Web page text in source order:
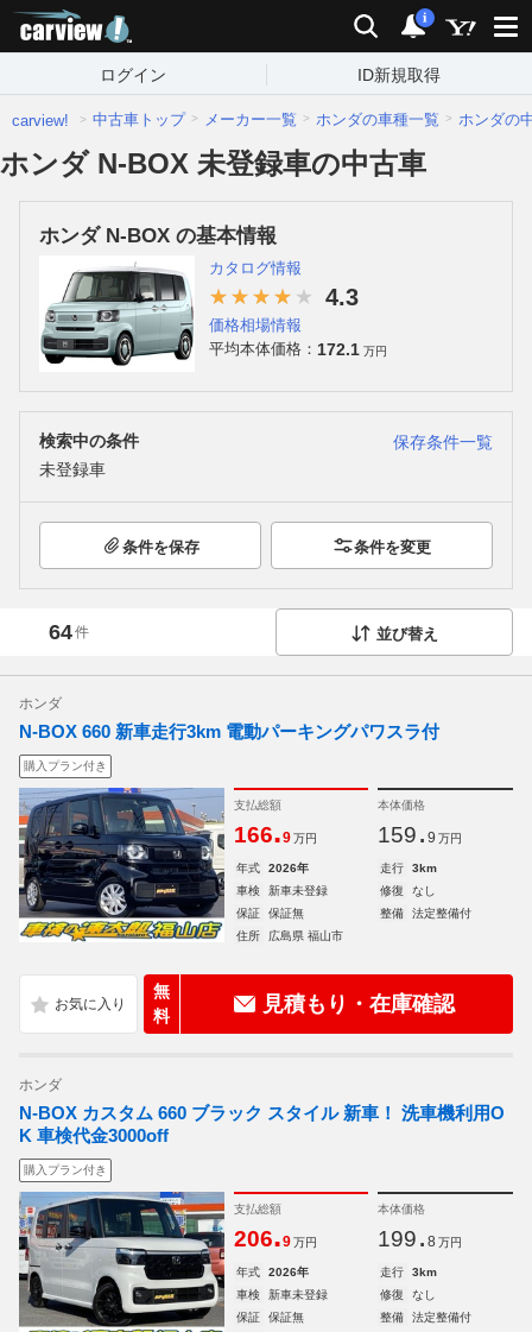
検索 通知
i
ログイン ID新規取得
carview! 中古車トップ メーカー一覧 ホンダの車種一覧 ホンダの
ホンダ N-BOX 未登録車の中古車
ホンダ N-BOX の基本情報
カタログ情報
4.3
価格相場情報
平均本体価格： 172.1 万円
検索中の条件
保存条件一覧
未登録車
条件を保存 条件を変更
64件 並び替え
ホンダ
N-BOX 660 新車走行3km 電動パーキングパワスラ付
購入プラン付き
支払総額
166.9 万円
本体価格
159. 9 万円
年式 2026年 走行
3km
車検
新車未登録 修復
なし
保証
保証無 整備
法定整備付
住所
広島県 福山市
無
料
見積もり・在庫確認
ホンダ
N-BOX カスタム 660 ブラック スタイル 新車！ 洗車機利用O
K 車検代金3000off
購入プラン付き
支払総額
206.9 万円
本体価格
199. 8 万円
年式 2026年 走行
3km
車検
新車未登録 修復
なし
保証
保証無 整備
法定整備付